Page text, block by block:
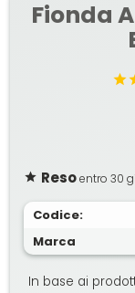
Fionda
Resoentro 30
Codice:
Marca
In base ai